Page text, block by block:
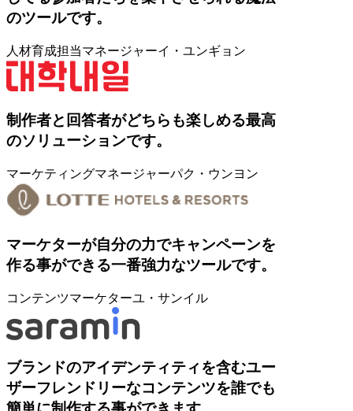
のツールです。
人材育成担当マネージャーイ・ユンギョン
制作者と回答者がどちらも楽しめる最高
のソリューションです。
マーケティングマネージャーパク・ウンヨン
マーケターが自分の力でキャンペーンを
作る事ができる一番強力なツールです。
コンテンツマーケターユ・サンイル
ブランドのアイデンティティを含むユー
ザーフレンドリーなコンテンツを誰でも